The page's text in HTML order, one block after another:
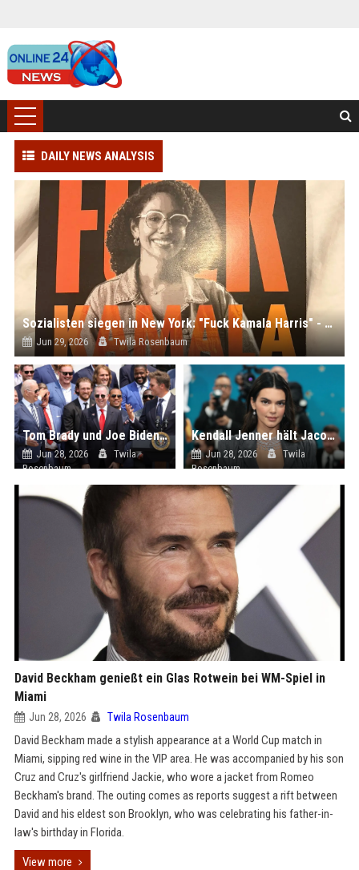
DAILY NEWS ANALYSIS
Sozialisten siegen in New York: "Fuck Kamala Harris" - Anti-Establishment-Stimmung bei US-Demokraten
Jun 29, 2026 Twila Rosenbaum
Tom Brady und Joe Biden witzeln über Donald Trump – Besuch im Weißen Haus
Jun 28, 2026
Twila
Rosenbaum
Kendall Jenner hält Jacob Elordi von Kardashian-Trubel fern
Jun 28, 2026
Twila
Rosenbaum
David Beckham genießt ein Glas Rotwein bei WM-Spiel in
Miami
Jun 28, 2026 Twila Rosenbaum
David Beckham made a stylish appearance at a World Cup match in
Miami, sipping red wine in the VIP area. He was accompanied by his son
Cruz and Cruz's girlfriend Jackie, who wore a jacket from Romeo
Beckham's brand. The outing comes as reports suggest a rift between
David and his eldest son Brooklyn, who was celebrating his father-in-
law's birthday in Florida.
View more